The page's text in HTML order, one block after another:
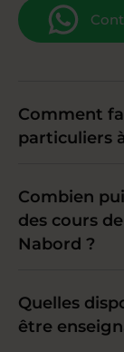
Comment
Combien
des cours de
Nabord ?
Quelles
être